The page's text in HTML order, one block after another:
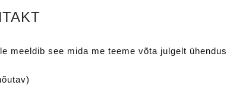
meeldib see mida me teeme võta julgelt